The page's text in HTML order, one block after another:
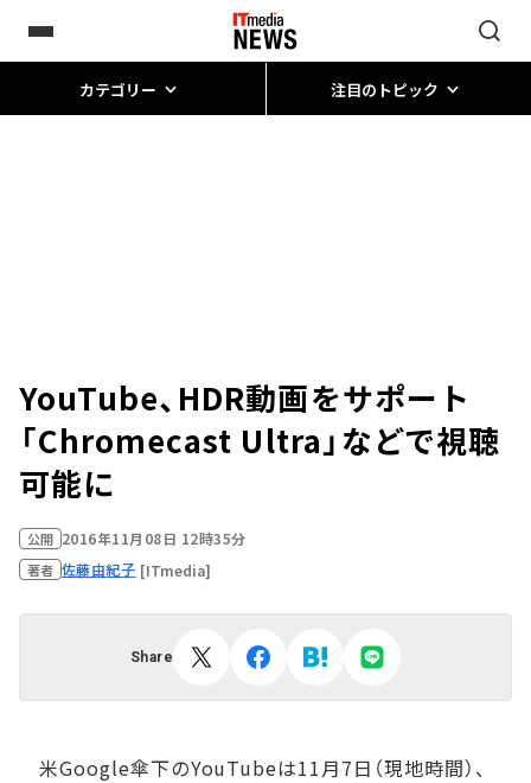
カテゴリー 注目のトピック
YouTube、HDR動画をサポート
「Chromecast Ultra」などで視聴
可能に
公開 2016年11月08日 12時35分
著者 佐藤由紀子 [ITmedia]
Share
米Google傘下のYouTubeは11月7日（現地時間）、